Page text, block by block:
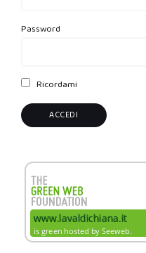
Password
Ricordami